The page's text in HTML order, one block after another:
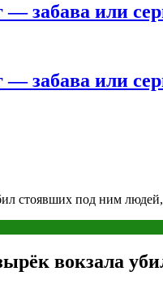
забава или
забава или
стоявших под ним
вокзала